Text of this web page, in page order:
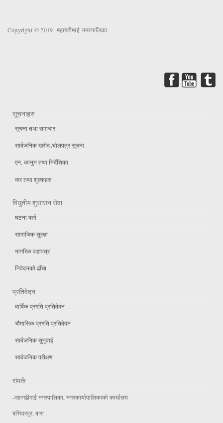
Copyright © 2019 महागढीमाई नगरपालिका.
सूचनाहरु
सूचना तथा समाचार
सार्वजनिक खरीद /बोलपत्र सूचना
एन, कानुन तथा निर्देशिका
कर तथा शुल्कहरु
विधुतीय शुसासन सेवा
घटना दर्ता
सामाजिक सुरक्षा
नागरिक वडापत्र
निवेदनको ढाँचा
प्रतिवेदन
वार्षिक प्रगति प्रतिवेदन
चौमासिक प्रगति प्रतिवेदन
सार्वजनिक सुनुवाई
सार्वजनिक परीक्षण
संपर्क
-महागढीमाई नगरपालिका, नगरकार्यापालिकाको कार्यालय
बरियारपुर, बारा